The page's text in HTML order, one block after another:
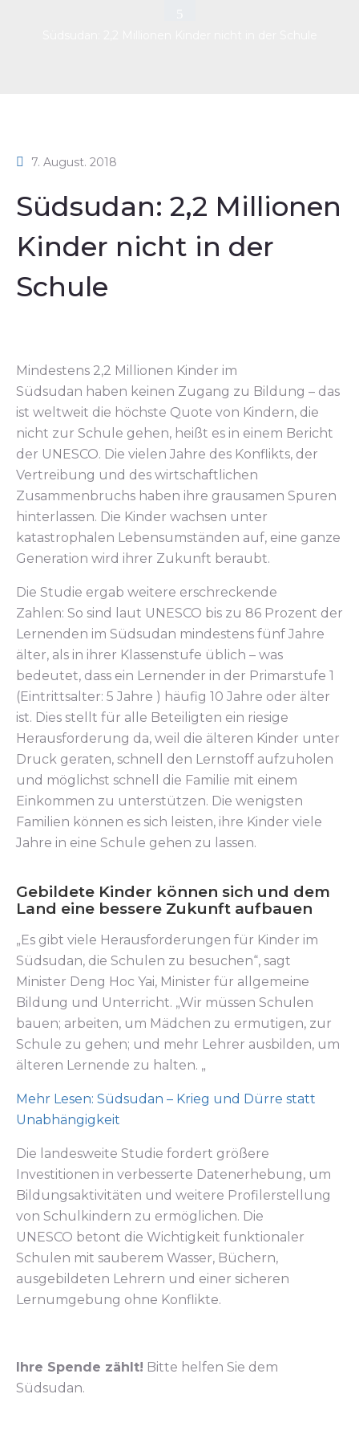
7. August. 2018
Südsudan: 2,2 Millionen
Kinder nicht in der
Schule
Mindestens 2,2 Millionen Kinder im
Südsudan haben keinen Zugang zu Bildung – das
ist weltweit die höchste Quote von Kindern, die
nicht zur Schule gehen, heißt es in einem Bericht
der UNESCO. Die vielen Jahre des Konflikts, der
Vertreibung und des wirtschaftlichen
Zusammenbruchs haben ihre grausamen Spuren
hinterlassen. Die Kinder wachsen unter
katastrophalen Lebensumständen auf, eine ganze
Generation wird ihrer Zukunft beraubt.
Die Studie ergab weitere erschreckende
Zahlen: So sind laut UNESCO bis zu 86 Prozent der
Lernenden im Südsudan mindestens fünf Jahre
älter, als in ihrer Klassenstufe üblich – was
bedeutet, dass ein Lernender in der Primarstufe 1
(Eintrittsalter: 5 Jahre ) häufig 10 Jahre oder älter
ist. Dies stellt für alle Beteiligten ein riesige
Herausforderung da, weil die älteren Kinder unter
Druck geraten, schnell den Lernstoff aufzuholen
und möglichst schnell die Familie mit einem
Einkommen zu unterstützen. Die wenigsten
Familien können es sich leisten, ihre Kinder viele
Jahre in eine Schule gehen zu lassen.
Gebildete Kinder können sich und dem
Land eine bessere Zukunft aufbauen
„Es gibt viele Herausforderungen für Kinder im
Südsudan, die Schulen zu besuchen“, sagt
Minister Deng Hoc Yai, Minister für allgemeine
Bildung und Unterricht. „Wir müssen Schulen
bauen; arbeiten, um Mädchen zu ermutigen, zur
Schule zu gehen; und mehr Lehrer ausbilden, um
älteren Lernende zu halten. „
Mehr Lesen: Südsudan – Krieg und Dürre statt
Unabhängigkeit
Die landesweite Studie fordert größere
Investitionen in verbesserte Datenerhebung, um
Bildungsaktivitäten und weitere Profilerstellung
von Schulkindern zu ermöglichen. Die
UNESCO betont die Wichtigkeit funktionaler
Schulen mit sauberem Wasser, Büchern,
ausgebildeten Lehrern und einer sicheren
Lernumgebung ohne Konflikte.
Ihre Spende zählt! Bitte helfen Sie dem
Südsudan.